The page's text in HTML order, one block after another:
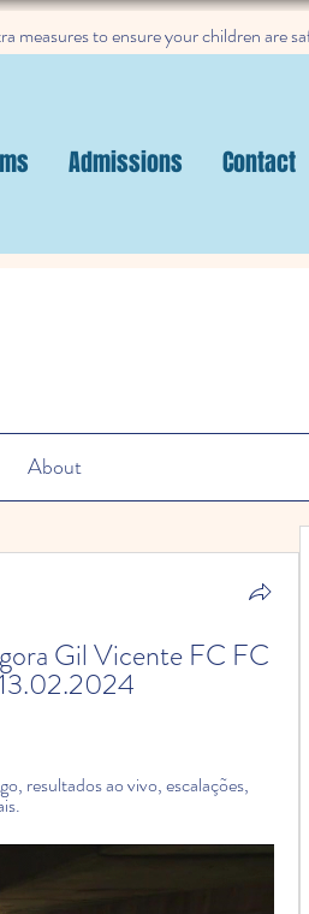
measures to ensure your children are
Admissions Contact
About
Gil Vicente FC FC
resultados ao vivo, escalações,